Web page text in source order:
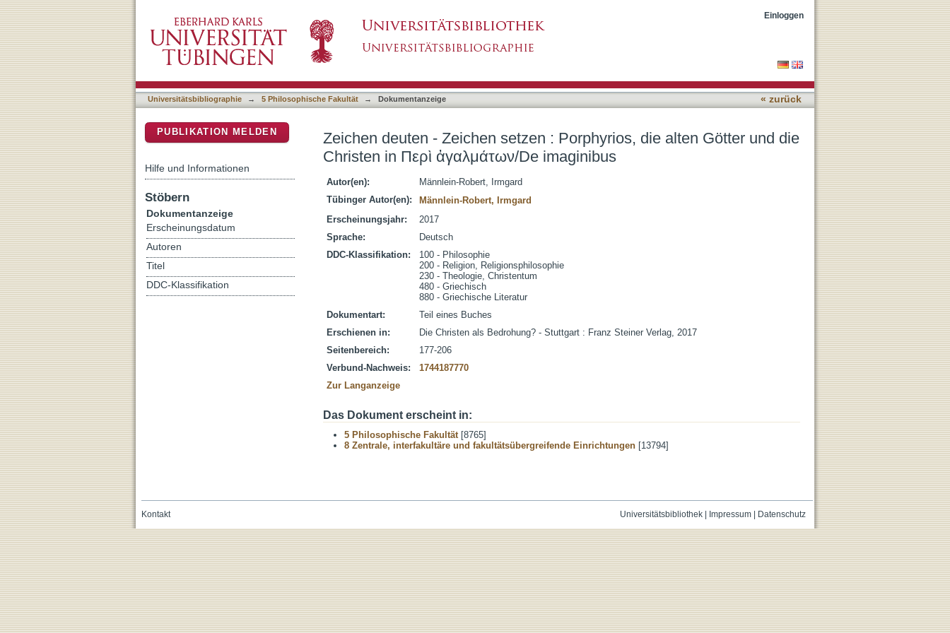
ἀγαλμάτων/De imaginibus
Einloggen
Universitätsbibliographie → 5 Philosophische Fakultät → Dokumentanzeige « zurück
Zeichen deuten - Zeichen setzen : Porphyrios, die alten Götter und die
Christen in Περὶ ἀγαλμάτων/De imaginibus
Autor(en):
Männlein-Robert, Irmgard
Tübinger Autor(en):
Männlein-Robert, Irmgard
Erscheinungsjahr:
2017
Sprache:
Deutsch
DDC-Klassifikation:
100 - Philosophie
200 - Religion, Religionsphilosophie
230 - Theologie, Christentum
480 - Griechisch
880 - Griechische Literatur
Dokumentart:
Teil eines Buches
Erschienen in:
Die Christen als Bedrohung? - Stuttgart : Franz Steiner Verlag, 2017
Seitenbereich:
177-206
Verbund-Nachweis:
1744187770
Zur Langanzeige
Das Dokument erscheint in:
5 Philosophische Fakultät[8765]
8 Zentrale, interfakultäre und fakultätsübergreifende Einrichtungen [13794]
PUBLIKATION MELDEN
Hilfe und Informationen
Stöbern
Dokumentanzeige
Erscheinungsdatum
Autoren
Titel
DDC-Klassifikation
Universitätsbibliothek| Impressum| Datenschutz
Kontakt